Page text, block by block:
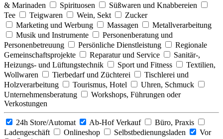
& Marinaden
Spirituosen
Süßwaren und Knabbereien
Tee
Teigwaren Wein, Sekt
Zucker
Marketing und Werbung
Massagen
Metallverarbeitung
Musik und Instrumente
Personenberatung und
Personenbetreuung
Persönliche Dienstleistung
Regionale
Gemeinschaftsprojekte
Reparatur und Service
Sanitär-,
Heizungs- und Lüftungstechnik
Sport und Fitness
Textilien,
Wollwaren
Tierbedarf und Züchterei
Tischlerei und
Holzverarbeitung
Tourismus, Hotel
Uhren, Schmuck
Unternehmensberatung
Workshops, Führungen oder
Verkostungen
24h Store/Automat Ab-Hof Verkauf
Büro, Praxis
Ladengeschäft
Onlineshop Selbstbedienungsladen
Vor